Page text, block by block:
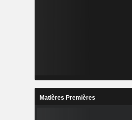
Matières Premières